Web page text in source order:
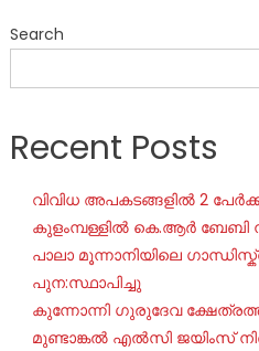
Search
Recent Posts
വിവിധ അപകടങ്ങളിൽ 2
കുളംമ്പള്ളിൽ കെ.ആർ ബേബി
പാലാ മൂന്നാനിയിലെ
പുന:സ്ഥാപിച്ചു
കുന്നോന്നി ഗുരുദേവ
മുണ്ടാങ്കൽ എൽസി ജയിംസ്